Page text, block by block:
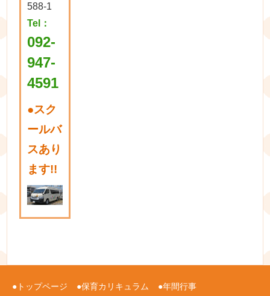
588-1
Tel：
092-
947-
4591
●スク
ールバ
スあり
ます!!
トップページ 保育カリキュラム 年間行事